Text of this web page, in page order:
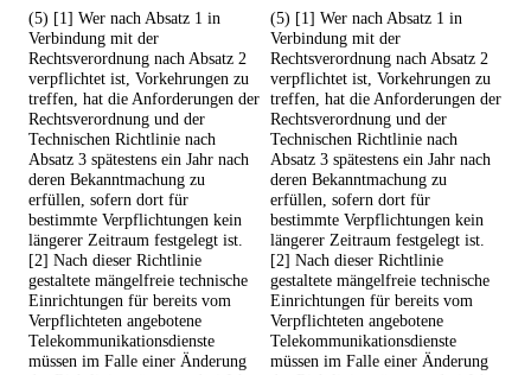
(5) [1] Wer nach Absatz 1 in
Verbindung mit der
Rechtsverordnung nach Absatz 2
verpflichtet ist, Vorkehrungen zu
treffen, hat die Anforderungen der
Rechtsverordnung und der
Technischen Richtlinie nach
Absatz 3 spätestens ein Jahr nach
deren Bekanntmachung zu
erfüllen, sofern dort für
bestimmte Verpflichtungen kein
längerer Zeitraum festgelegt ist.
[2] Nach dieser Richtlinie
gestaltete mängelfreie technische
Einrichtungen für bereits vom
Verpflichteten angebotene
Telekommunikationsdienste
müssen im Falle einer Änderung
(5) [1] Wer nach Absatz 1 in
Verbindung mit der
Rechtsverordnung nach Absatz 2
verpflichtet ist, Vorkehrungen zu
treffen, hat die Anforderungen der
Rechtsverordnung und der
Technischen Richtlinie nach
Absatz 3 spätestens ein Jahr nach
deren Bekanntmachung zu
erfüllen, sofern dort für
bestimmte Verpflichtungen kein
längerer Zeitraum festgelegt ist.
[2] Nach dieser Richtlinie
gestaltete mängelfreie technische
Einrichtungen für bereits vom
Verpflichteten angebotene
Telekommunikationsdienste
müssen im Falle einer Änderung